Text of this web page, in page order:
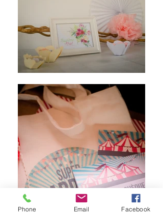
Phone Email Facebook